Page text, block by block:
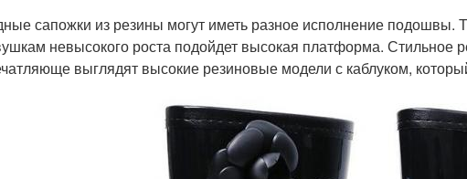
сапожки из резины могут иметь разное исполнение подошвы.
невысокого роста подойдет высокая платформа. Стильное
выглядят высокие резиновые модели с каблуком,